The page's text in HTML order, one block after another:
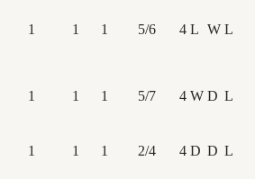
1 1 1 5/6 4 L W L
1 1 1 5/7 4 W D L
1 1 1 2/4 4 D D L